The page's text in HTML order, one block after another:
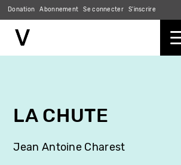
Donation Abonnement Se connecter S'inscrire
LA CHUTE
Jean Antoine Charest